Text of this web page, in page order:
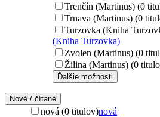
Trenčín (Martinus) (0
Trnava (Martinus) (0
Turzovka (Kniha
(Kniha Turzovka)
Zvolen (Martinus) (0
Žilina (Martinus) (0
Ďalšie možnosti
Nové / čítané
nová (0 titulov)nová